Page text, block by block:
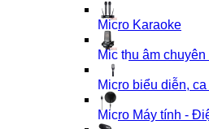
Micro Karaoke
Mic thu âm
Micro biểu diễn,
Micro Máy tính -